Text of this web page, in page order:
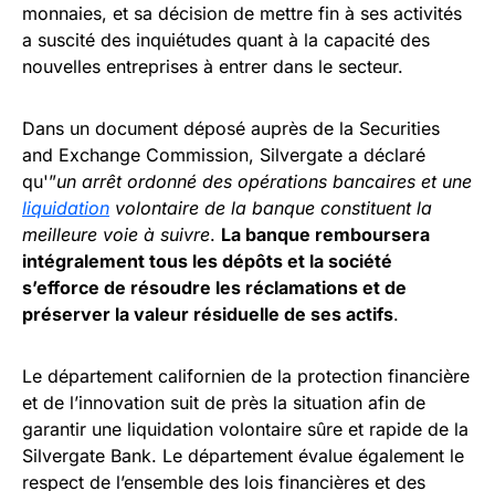
monnaies, et sa décision de mettre fin à ses activités
a suscité des inquiétudes quant à la capacité des
nouvelles entreprises à entrer dans le secteur.
Dans un document déposé auprès de la Securities
and Exchange Commission, Silvergate a déclaré
qu'”un arrêt ordonné des opérations bancaires et une
liquidation volontaire de la banque constituent la
meilleure voie à suivre. La banque remboursera
intégralement tous les dépôts et la société
s’efforce de résoudre les réclamations et de
préserver la valeur résiduelle de ses actifs.
Le département californien de la protection financière
et de l’innovation suit de près la situation afin de
garantir une liquidation volontaire sûre et rapide de la
Silvergate Bank. Le département évalue également le
respect de l’ensemble des lois financières et des